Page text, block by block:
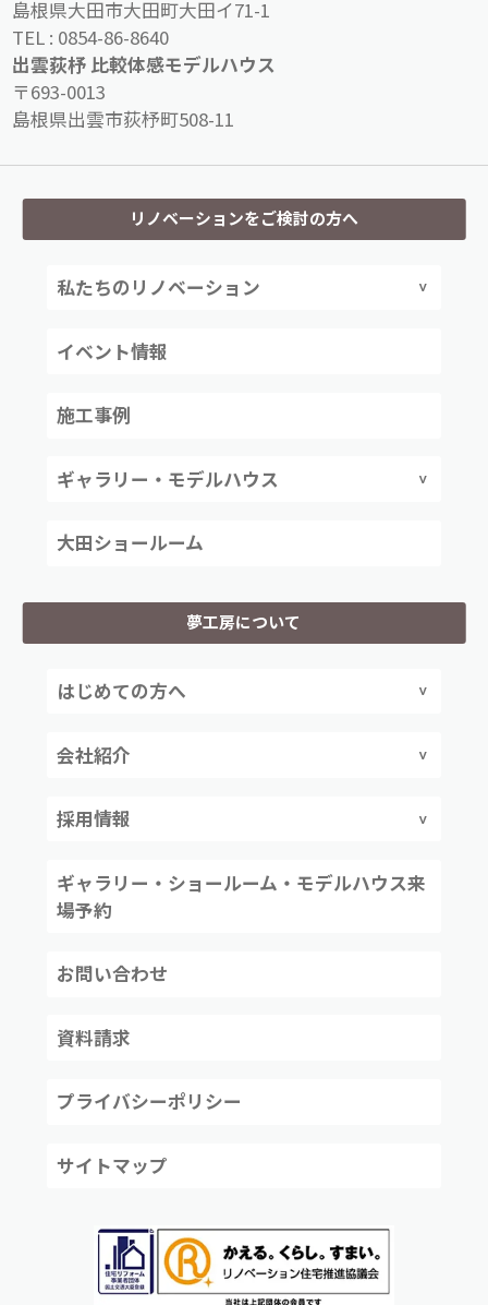
島根県大田市大田町大田イ71-1
TEL : 0854-86-8640
出雲荻杼 比較体感モデルハウス
〒693-0013
島根県出雲市荻杼町508-11
リノベーションをご検討の方へ
私たちのリノベーション
イベント情報
施工事例
ギャラリー・モデルハウス
大田ショールーム
夢工房について
はじめての方へ
会社紹介
採用情報
ギャラリー・ショールーム・モデルハウス来
場予約
お問い合わせ
資料請求
プライバシーポリシー
サイトマップ